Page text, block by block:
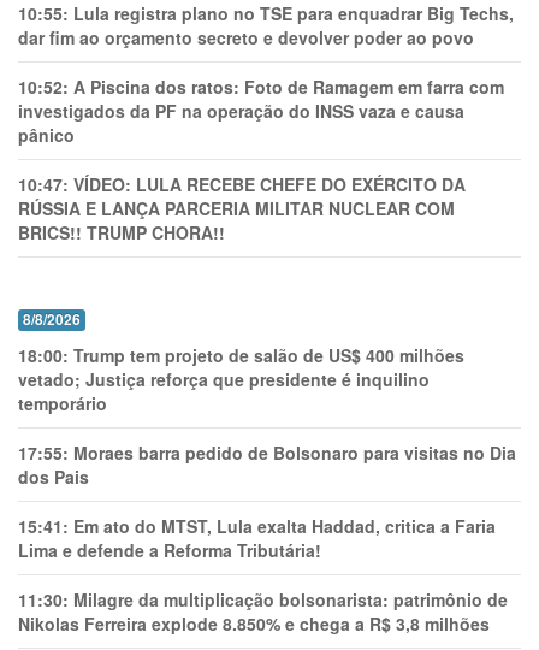
10:55: Lula registra plano no TSE para enquadrar Big Techs,
dar fim ao orçamento secreto e devolver poder ao povo
10:52: A Piscina dos ratos: Foto de Ramagem em farra com
investigados da PF na operação do INSS vaza e causa
pânico
10:47: VÍDEO: LULA RECEBE CHEFE DO EXÉRCITO DA
RÚSSIA E LANÇA PARCERIA MILITAR NUCLEAR COM
BRICS!! TRUMP CHORA!!
8/8/2026
18:00: Trump tem projeto de salão de US$ 400 milhões
vetado; Justiça reforça que presidente é inquilino
temporário
17:55: Moraes barra pedido de Bolsonaro para visitas no Dia
dos Pais
15:41: Em ato do MTST, Lula exalta Haddad, critica a Faria
Lima e defende a Reforma Tributária!
11:30: Milagre da multiplicação bolsonarista: patrimônio de
Nikolas Ferreira explode 8.850% e chega a R$ 3,8 milhões